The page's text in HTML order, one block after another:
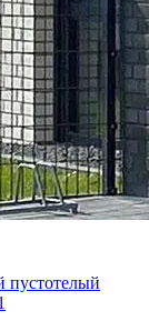
пустотелый